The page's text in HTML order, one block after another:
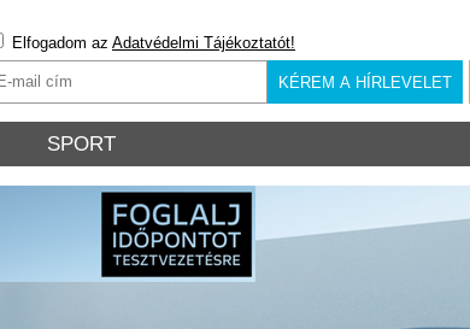
Elfogadom az Adatvédelmi Tájékoztatót!
SPORT